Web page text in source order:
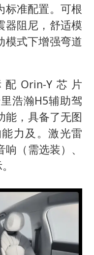
标准配置。可根
器阻尼，舒适模
模式下增强弯道
Orin-Y芯片
里浩瀚H5辅助驾
能，具备了无图
力及。激光雷
（需选装）、